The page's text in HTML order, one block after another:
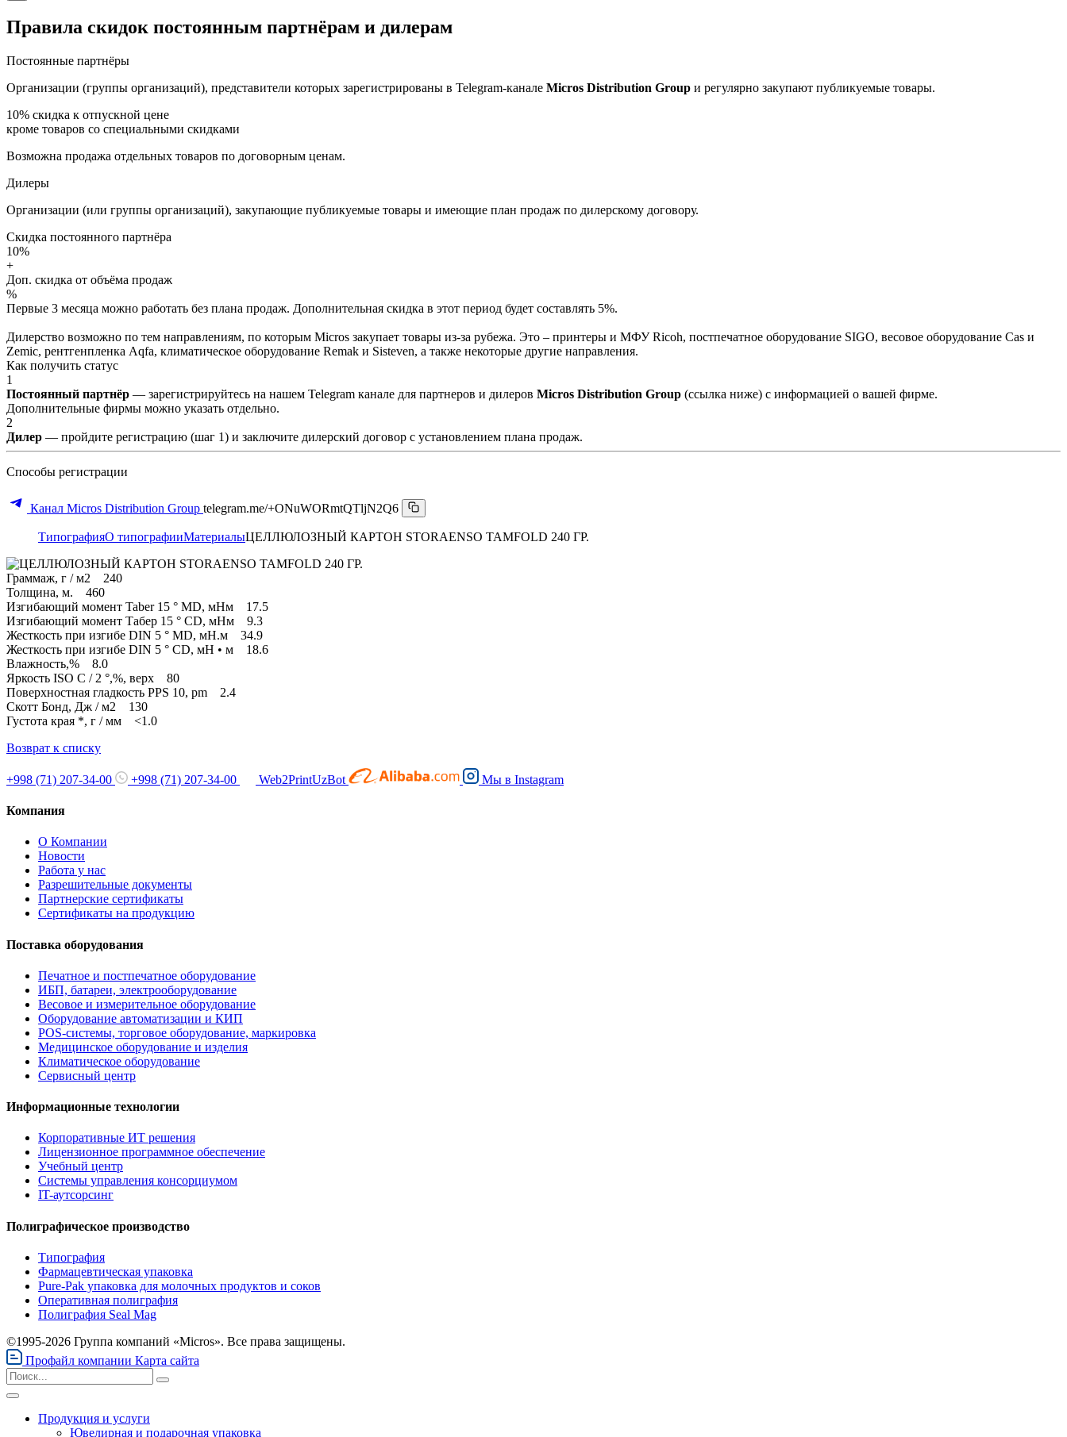
Правила скидок постоянным партнёрам и дилерам
Постоянные партнёры
Организации (группы организаций), представители которых зарегистрированы в Telegram-канале Micros Distribution Group и регулярно закупают публикуемые товары.
10% скидка к отпускной цене
кроме товаров со специальными скидками
Возможна продажа отдельных товаров по договорным ценам.
Дилеры
Организации (или группы организаций), закупающие публикуемые товары и имеющие план продаж по дилерскому договору.
Скидка постоянного партнёра
10%
+
Доп. скидка от объёма продаж
%
Первые 3 месяца можно работать без плана продаж. Дополнительная скидка в этот период будет составлять 5%.
Дилерство возможно по тем направлениям, по которым Micros закупает товары из-за рубежа. Это – принтеры и МФУ Ricoh, постпечатное оборудование SIGO, весовое оборудование Cas и
Zemic, рентгенпленка Aqfa, климатическое оборудование Remak и Sisteven, а также некоторые другие направления.
Как получить статус
1
Постоянный партнёр — зарегистрируйтесь на нашем Telegram канале для партнеров и дилеров Micros Distribution Group (ссылка ниже) с информацией о вашей фирме.
Дополнительные фирмы можно указать отдельно.
2
Дилер — пройдите регистрацию (шаг 1) и заключите дилерский договор с установлением плана продаж.
Способы регистрации
Канал Micros Distribution Group telegram.me/+ONuWORmtQTljN2Q6
ТипографияО типографииМатериалыЦЕЛЛЮЛОЗНЫЙ КАРТОН STORAENSO TAMFOLD 240 ГР.
Граммаж, г / м2 240
Толщина, м. 460
Изгибающий момент Taber 15 ° MD, мНм 17.5
Изгибающий момент Табер 15 ° CD, мНм 9.3
Жесткость при изгибе DIN 5 ° MD, мН.м 34.9
Жесткость при изгибе DIN 5 ° CD, мН • м 18.6
Влажность,% 8.0
Яркость ISO C / 2 °,%, верх 80
Поверхностная гладкость PPS 10, pm 2.4
Скотт Бонд, Дж / м2 130
Густота края *, г / мм <1.0
Возврат к списку
+998 (71) 207-34-00 +998 (71) 207-34-00 Web2PrintUzBot Мы в Instagram
Компания
О Компании
Новости
Работа у нас
Разрешительные документы
Партнерские сертификаты
Сертификаты на продукцию
Поставка оборудования
Печатное и постпечатное оборудование
ИБП, батареи, электрооборудование
Весовое и измерительное оборудование
Оборудование автоматизации и КИП
POS-системы, торговое оборудование, маркировка
Медицинское оборудование и изделия
Климатическое оборудование
Сервисный центр
Информационные технологии
Корпоративные ИТ решения
Лицензионное программное обеспечение
Учебный центр
Системы управления консорциумом
IT-аутсорсинг
Полиграфическое производство
Типография
Фармацевтическая упаковка
Pure-Pak упаковка для молочных продуктов и соков
Оперативная полиграфия
Полиграфия Seal Mag
©1995-2026 Группа компаний «Micros». Все права защищены.
Профайл компании Карта сайта
Продукция и услуги
Ювелирная и подарочная упаковка